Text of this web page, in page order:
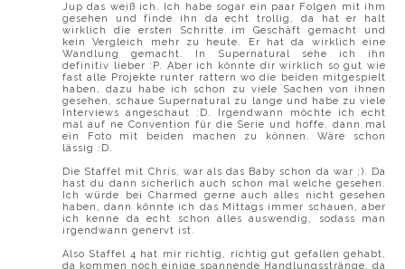
Jup das weiß ich. Ich habe sogar ein paar Folgen mit ihm
gesehen und finde ihn da echt trollig, da hat er halt
wirklich die ersten Schritte im Geschäft gemacht und
kein Vergleich mehr zu heute. Er hat da wirklich eine
Wandlung gemacht. In Supernatural sehe ich ihn
definitiv lieber :P. Aber ich könnte dir wirklich so gut wie
fast alle Projekte runter rattern wo die beiden mitgespielt
haben, dazu habe ich schon zu viele Sachen von ihnen
gesehen, schaue Supernatural zu lange und habe zu viele
Interviews angeschaut :D. Irgendwann möchte ich echt
mal auf ne Convention für die Serie und hoffe, dann mal
ein Foto mit beiden machen zu können. Wäre schon
lässig :D.
Die Staffel mit Chris, war als das Baby schon da war ;). Da
hast du dann sicherlich auch schon mal welche gesehen.
Ich würde bei Charmed gerne auch alles nicht gesehen
haben, dann könnte ich das Mittags immer schauen, aber
ich kenne da echt schon alles auswendig, sodass man
irgendwann genervt ist.
Also Staffel 4 hat mir richtig, richtig gut gefallen gehabt,
da kommen noch einige spannende Handlungsstränge, da